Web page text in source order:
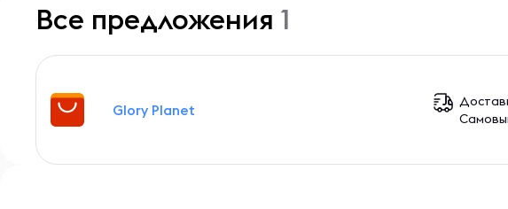
Все предложения 1
Glory Planet